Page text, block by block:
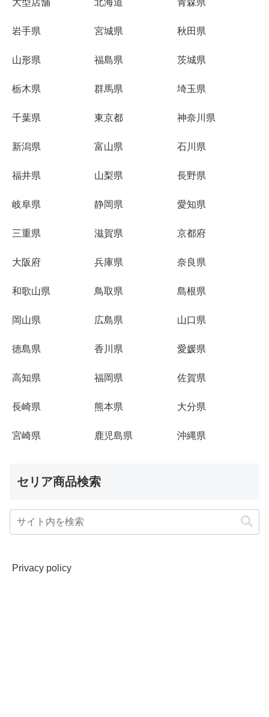
岩手県 宮城県 秋田県
山形県 福島県 茨城県
栃木県 群馬県 埼玉県
千葉県 東京都 神奈川県
新潟県 富山県 石川県
福井県 山梨県 長野県
岐阜県 静岡県 愛知県
三重県 滋賀県 京都府
大阪府 兵庫県 奈良県
和歌山県 鳥取県 島根県
岡山県 広島県 山口県
徳島県 香川県 愛媛県
高知県 福岡県 佐賀県
長崎県 熊本県 大分県
宮崎県 鹿児島県 沖縄県
セリア商品検索
Privacy policy